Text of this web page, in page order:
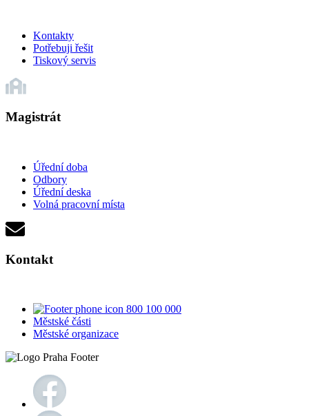
Kontakty
Potřebuji řešit
Tiskový servis
Magistrát
Úřední doba
Odbory
Úřední deska
Volná pracovní místa
Kontakt
800 100 000
Městské části
Městské organizace